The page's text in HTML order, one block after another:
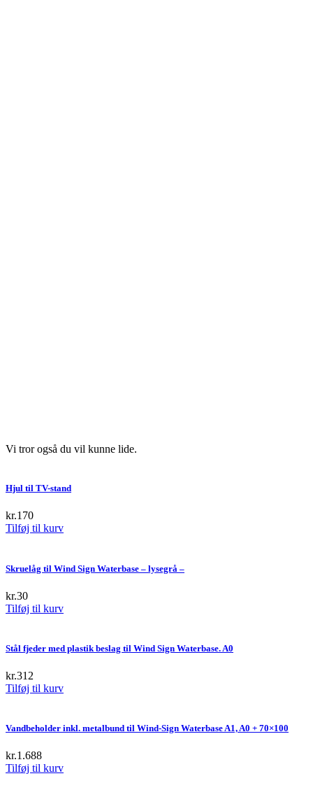
Vi tror også du vil kunne lide.
Hjul til TV-stand
kr.170
Tilføj til kurv
Skruelåg til Wind Sign Waterbase – lysegrå –
kr.30
Tilføj til kurv
Stål fjeder med plastik beslag til Wind Sign Waterbase. A0
kr.312
Tilføj til kurv
Vandbeholder inkl. metalbund til Wind-Sign Waterbase A1, A0 + 70×100
kr.1.688
Tilføj til kurv